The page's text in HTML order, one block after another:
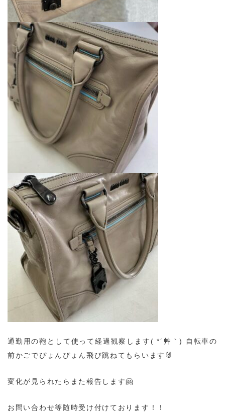
通勤用の鞄として使って経過観察します( *´艸｀)
自転車の
前かごでぴょんぴょん飛び跳ねてもらいます🐰
変化が見られたらまた報告します🤗
お問い合わせ等随時受け付けております！！